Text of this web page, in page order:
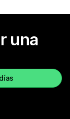
una